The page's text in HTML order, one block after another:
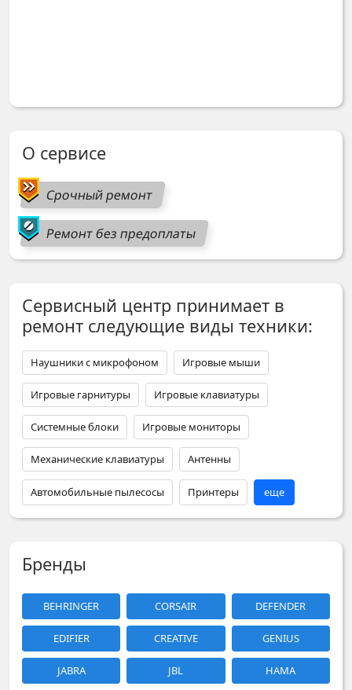
О сервисе
Срочный ремонт
Ремонт без предоплаты
Сервисный центр принимает в
ремонт следующие виды техники:
Наушники с микрофоном Игровые мыши
Игровые гарнитуры Игровые клавиатуры
Системные блоки Игровые мониторы
Механические клавиатуры Антенны
Автомобильные пылесосы Принтеры еще
Бренды
BEHRINGER CORSAIR DEFENDER
EDIFIER CREATIVE GENIUS
JABRA JBL HAMA